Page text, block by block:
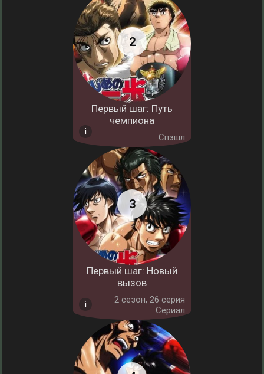
Первый шаг: Путь
чемпиона
Спэшл
Первый шаг: Новый
вызов
2 cезон, 26 серия
Сериал